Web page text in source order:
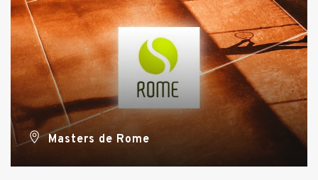
Masters de Rome